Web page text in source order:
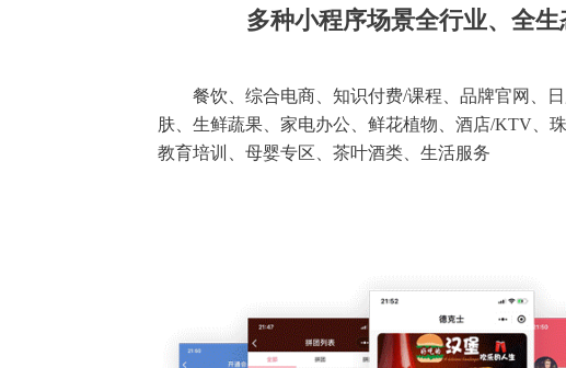
多种小程序场景全行业、全
餐饮、综合电商、知识付费/课程、品牌官网、
肤、生鲜蔬果、家电办公、鲜花植物、酒店/KTV、
教育培训、母婴专区、茶叶酒类、生活服务